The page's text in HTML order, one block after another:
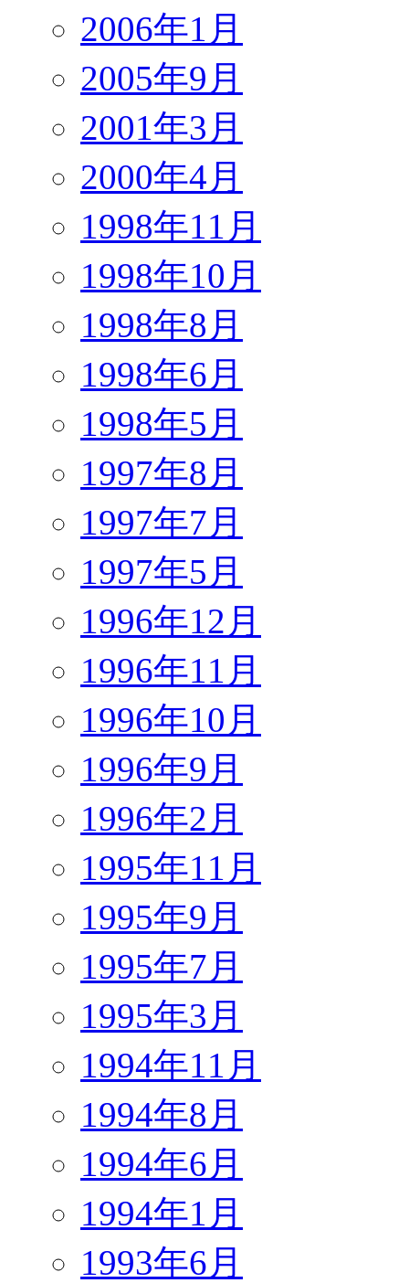
2006年1月
2005年9月
2001年3月
2000年4月
1998年11月
1998年10月
1998年8月
1998年6月
1998年5月
1997年8月
1997年7月
1997年5月
1996年12月
1996年11月
1996年10月
1996年9月
1996年2月
1995年11月
1995年9月
1995年7月
1995年3月
1994年11月
1994年8月
1994年6月
1994年1月
1993年6月